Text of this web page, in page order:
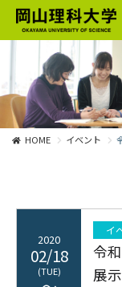
HOME イベント
2020
02/18
(TUE)
イ
令
展